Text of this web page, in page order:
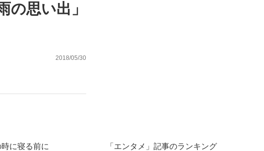
思い出」
2018/05/30
に寝る前に
「エンタメ」記事のランキング